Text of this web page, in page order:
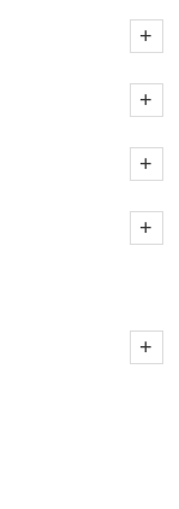
+
+
+
+
+